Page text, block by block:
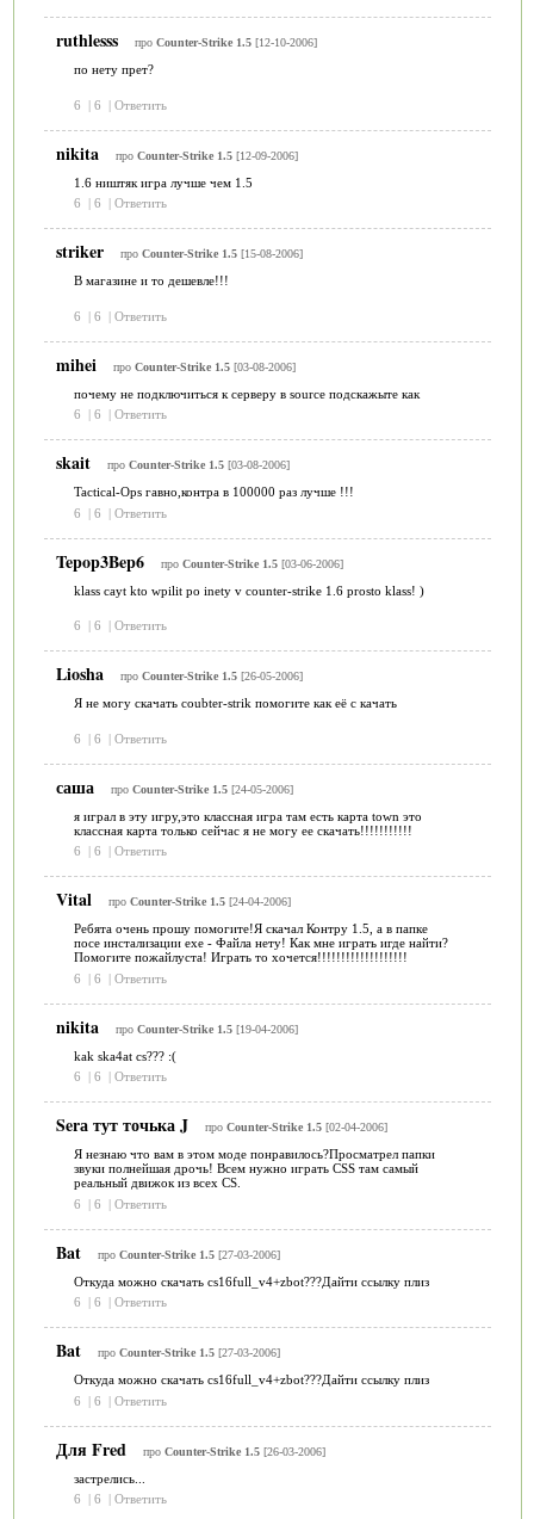
ruthlesss про Counter-Strike 1.5[12-10-2006]
по нету прет?
6 | 6 | Ответить
nikita про Counter-Strike 1.5[12-09-2006]
1.6 ништяк игра лучше чем 1.5
6
| 6 | Ответить
striker про Counter-Strike 1.5[15-08-2006]
В магазине и то дешевле!!!
6 | 6 | Ответить
mihei про Counter-Strike 1.5[03-08-2006]
почему не подключиться к серверу в source подскажыте как
6
| 6 | Ответить
skait про Counter-Strike 1.5[03-08-2006]
Tactical-Ops гавно,контра в 100000 раз лучше !!!
6
| 6 | Ответить
Tepop3Bep6 про Counter-Strike 1.5[03-06-2006]
klass cayt kto wpilit po inety v counter-strike 1.6 prosto klass! )
6 | 6 | Ответить
Liosha про Counter-Strike 1.5[26-05-2006]
Я не могу скачать coubter-strik помогите как её с качать
6 | 6 | Ответить
саша про Counter-Strike 1.5[24-05-2006]
я играл в эту игру,это классная игра там есть карта town это
классная карта только сейчас я не могу ее скачать!!!!!!!!!!!
6
| 6 | Ответить
Vital про Counter-Strike 1.5[24-04-2006]
Ребята очень прошу помогите!Я скачал Контру 1.5, а в папке
посе инстализации exe - Файла нету! Как мне играть игде найти?
Помогите пожайлуста! Играть то хочется!!!!!!!!!!!!!!!!!!!
6
| 6 | Ответить
nikita про Counter-Strike 1.5[19-04-2006]
kak ska4at cs??? :(
6
| 6 | Ответить
Serа тут точька J про Counter-Strike 1.5[02-04-2006]
Я незнаю что вам в этом моде понравилось?Просматрел папки
звуки полнейшая дрочь! Всем нужно играть CSS там самый
реальный движок из всех CS.
6
| 6 | Ответить
Bat про Counter-Strike 1.5[27-03-2006]
Откуда можно скачать cs16full_v4+zbot???Дайти ссылку плиз
6
| 6 | Ответить
Bat про Counter-Strike 1.5[27-03-2006]
Откуда можно скачать cs16full_v4+zbot???Дайти ссылку плиз
6
| 6 | Ответить
Для Fred про Counter-Strike 1.5[26-03-2006]
застрелись...
6
| 6 | Ответить